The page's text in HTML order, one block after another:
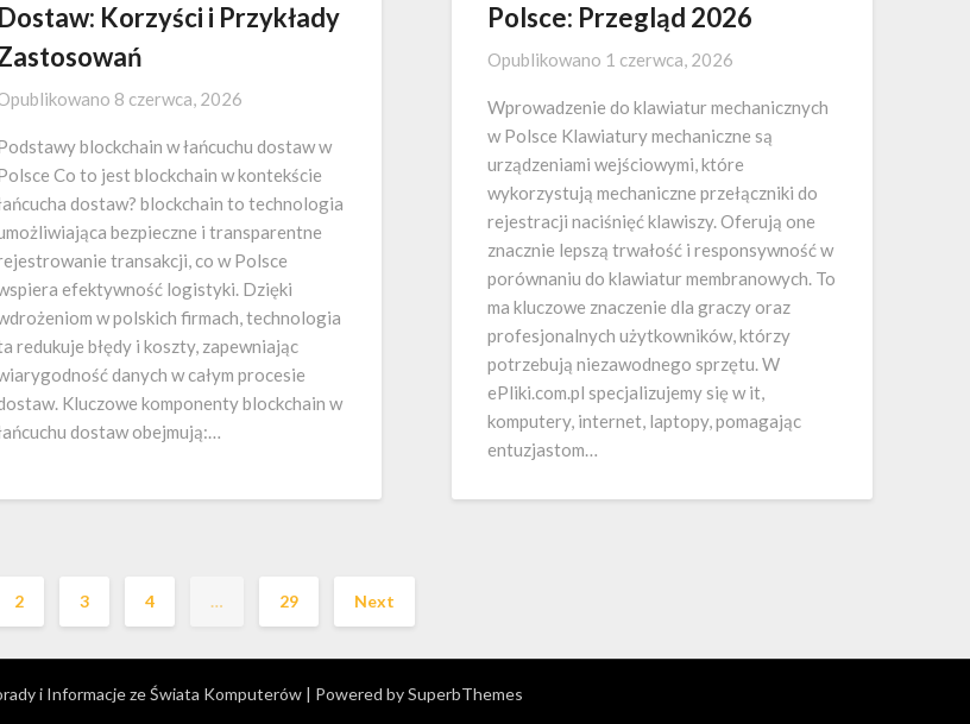
Dostaw: Korzyści i Przykłady
8 czerwca, 2026
blockchain w łańcuchu dostaw w
Co to jest blockchain w kontekście
dostaw? blockchain to technologia
bezpieczne i transparentne
transakcji, co w Polsce
efektywność logistyki. Dzięki
w polskich firmach, technologia
redukuje błędy i koszty, zapewniając
danych w całym procesie
Kluczowe komponenty blockchain w
dostaw obejmują:…
Polsce: Przegląd 2026
Opublikowano 1 czerwca, 2026
Wprowadzenie do klawiatur mechanicznych
w Polsce Klawiatury mechaniczne są
urządzeniami wejściowymi, które
wykorzystują mechaniczne przełączniki do
rejestracji naciśnięć klawiszy. Oferują one
znacznie lepszą trwałość i responsywność w
porównaniu do klawiatur membranowych. To
ma kluczowe znaczenie dla graczy oraz
profesjonalnych użytkowników, którzy
potrzebują niezawodnego sprzętu. W
ePliki.com.pl specjalizujemy się w it,
komputery, internet, laptopy, pomagając
entuzjastom…
2 3 4 … 29 Next
i Informacje ze Świata Komputerów | Powered bySuperbThemes